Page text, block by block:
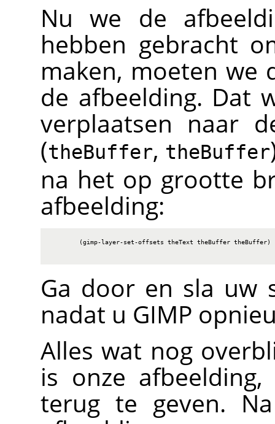
Nu we de
hebben gebracht
maken, moeten we
de afbeelding. Dat
verplaatsen naar
(theBuffer, theBuffer
na het op grootte
afbeelding:
        (gimp-layer-set-offsets theText theBuffer theBuffer)
Ga door en sla uw
nadat u GIMP
Alles wat nog
is onze
terug te geven.